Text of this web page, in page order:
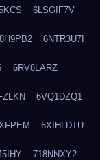
6LSGIF7V
6NTR3U7I
6RV8LARZ
6VQ1DZQ1
6XIHLDTU
718NNXY2